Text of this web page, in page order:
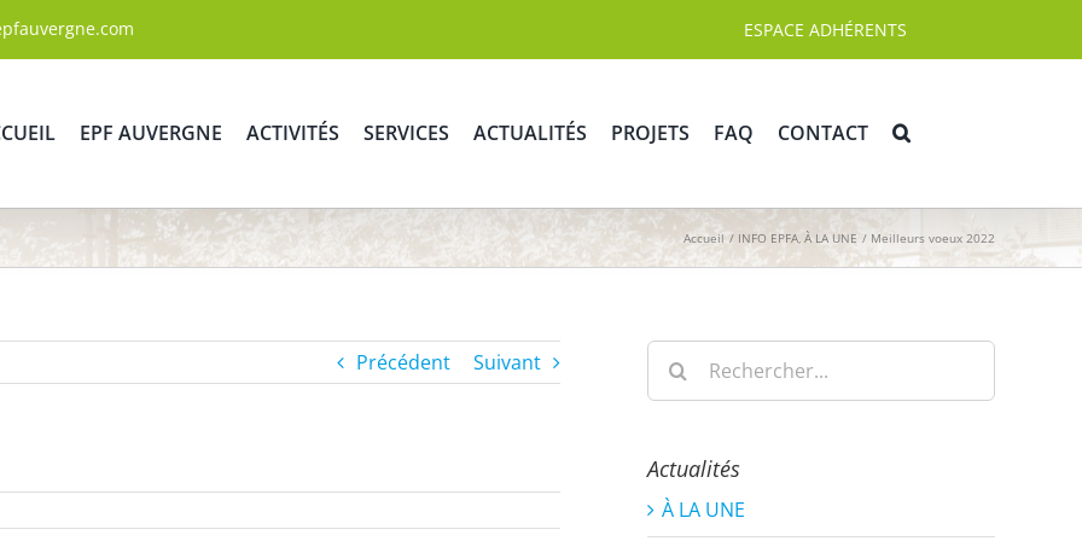
ESPACE ADHÉRENTS
EPF AUVERGNE ACTIVITÉS SERVICES ACTUALITÉS PROJETS FAQ CONTACT
Accueil INFO EPFA À LA UNE Meilleurs voeux 2022
Précédent Suivant Rechercher:
Actualités
À LA UNE